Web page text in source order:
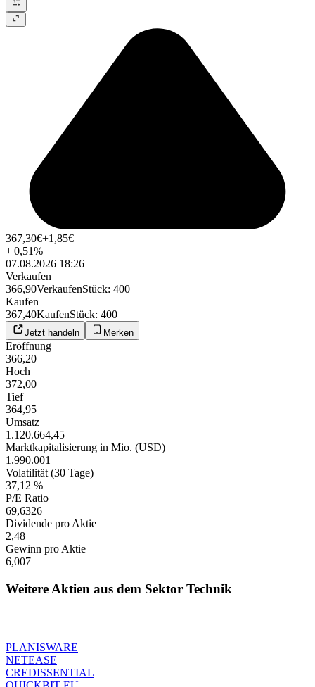
367,30€+1,85€
+0,51%
07.08.2026 18:26
Verkaufen
366,90VerkaufenStück: 400
Kaufen
367,40KaufenStück: 400
Jetzt handeln Merken
Eröffnung
366,20
Hoch
372,00
Tief
364,95
Umsatz
1.120.664,45
Marktkapitalisierung in Mio. (USD)
1.990.001
Volatilität (30 Tage)
37,12 %
P/E Ratio
69,6326
Dividende pro Aktie
2,48
Gewinn pro Aktie
6,007
Weitere Aktien aus dem Sektor Technik
PLANISWARE
NETEASE
CREDISSENTIAL